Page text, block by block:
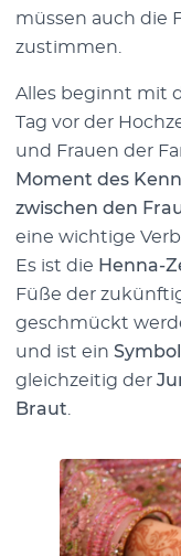
müssen auch die
zustimmen.
Alles beginnt mit
Tag vor der
und Frauen der
Moment des
zwischen den
eine wichtige
Es ist die Henna-
Füße der
geschmückt
und ist ein
gleichzeitig der
Braut